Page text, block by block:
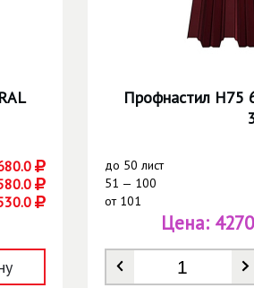
Профнастил Н75
до 50 лист
51 — 100
от101
Количество *
Цена: